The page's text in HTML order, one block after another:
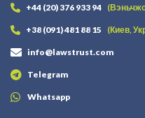
+44 (20) 376 933 94
+38 (091) 481 88 15 (Киев,
info@lawstrust.com
Telegram
Whatsapp